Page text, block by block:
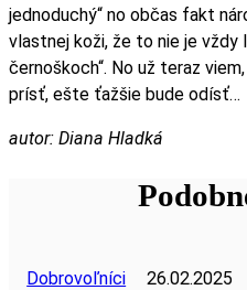
jednoduchý“ no občas fakt
vlastnej koži, že to nie je vždy
černoškoch“. No už teraz
prísť, ešte ťažšie bude odísť…
autor: Diana Hladká
Dobrovoľníci 26.02.2025